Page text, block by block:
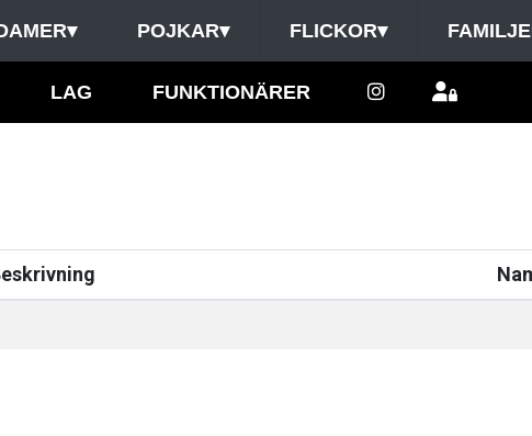
▾ POJKAR▾ FLICKOR▾
LAG FUNKTIONÄRER